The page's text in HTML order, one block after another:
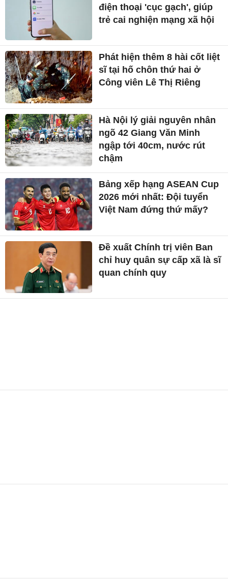
điện thoại 'cục gạch', giúp
trẻ cai nghiện mạng xã hội
Phát hiện thêm 8 hài cốt liệt
sĩ tại hố chôn thứ hai ở
Công viên Lê Thị Riêng
Hà Nội lý giải nguyên nhân
ngõ 42 Giang Văn Minh
ngập tới 40cm, nước rút
chậm
Bảng xếp hạng ASEAN Cup
2026 mới nhất: Đội tuyển
Việt Nam đứng thứ mấy?
Đề xuất Chính trị viên Ban
chỉ huy quân sự cấp xã là sĩ
quan chính quy